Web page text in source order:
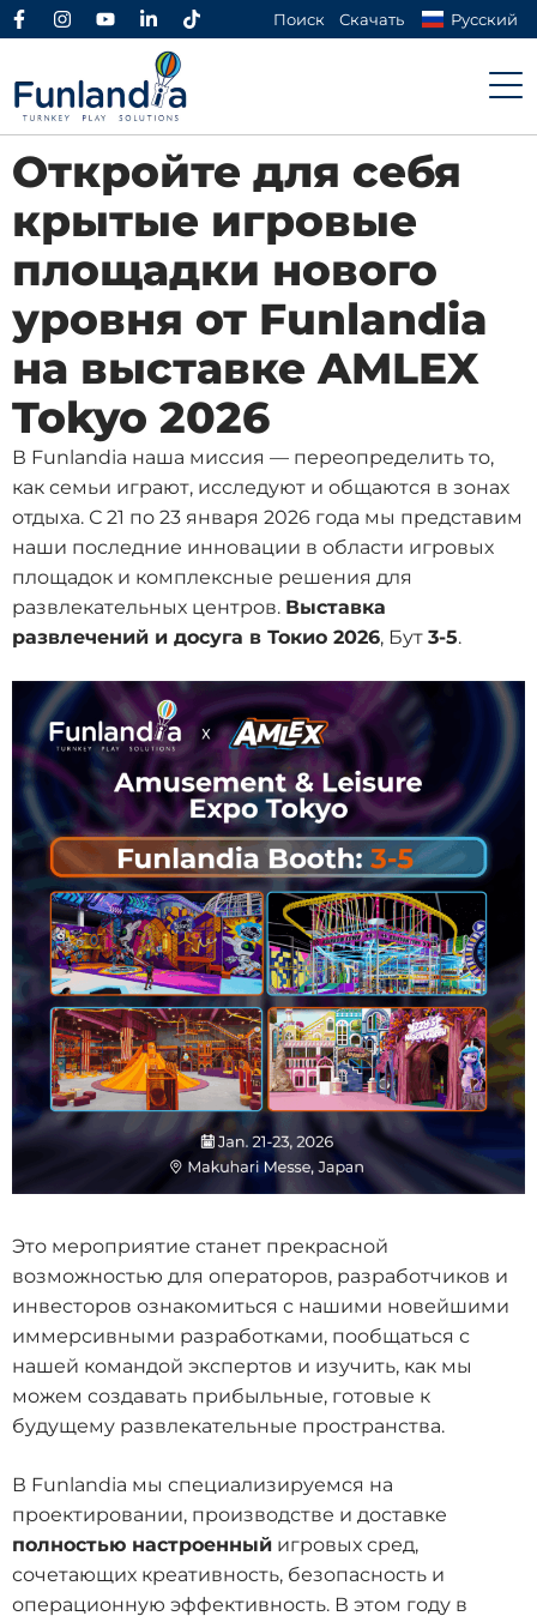
Поиск Скачать Русский
Откройте для себя
крытые игровые
площадки нового
уровня от Funlandia
на выставке AMLEX
Tokyo 2026
В Funlandia наша миссия — переопределить то,
как семьи играют, исследуют и общаются в зонах
отдыха. С 21 по 23 января 2026 года мы представим
наши последние инновации в области игровых
площадок и комплексные решения для
развлекательных центров. Выставка
развлечений и досуга в Токио 2026, Бут 3-5.
Это мероприятие станет прекрасной
возможностью для операторов, разработчиков и
инвесторов ознакомиться с нашими новейшими
иммерсивными разработками, пообщаться с
нашей командой экспертов и изучить, как мы
можем создавать прибыльные, готовые к
будущему развлекательные пространства.
В Funlandia мы специализируемся на
проектировании, производстве и доставке
полностью настроенный игровых сред,
сочетающих креативность, безопасность и
операционную эффективность. В этом году в